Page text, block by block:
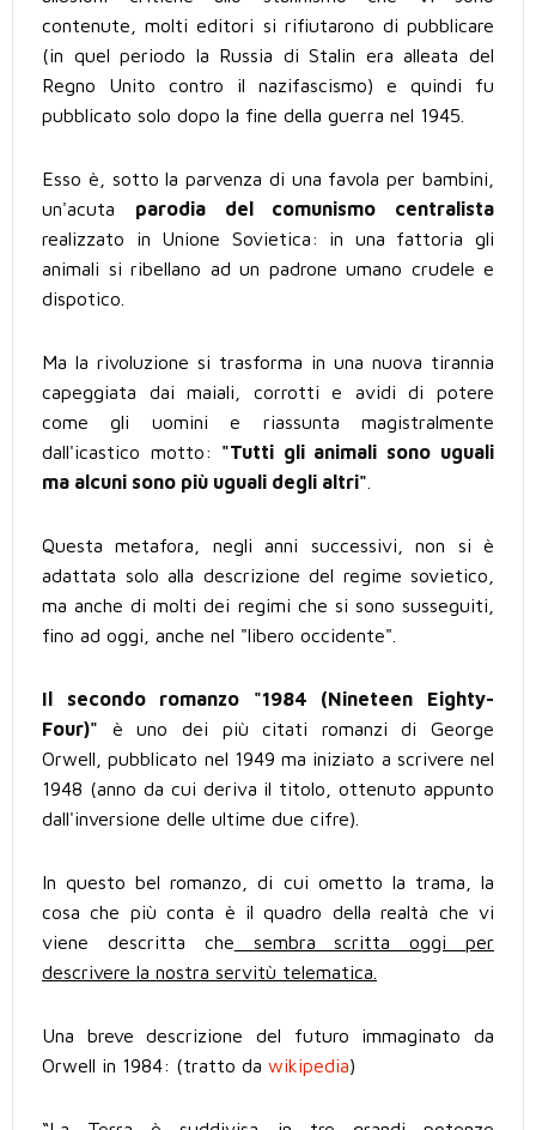
contenute, molti editori si rifiutarono di pubblicare
(in quel periodo la Russia di Stalin era alleata del
Regno Unito contro il nazifascismo) e quindi fu
pubblicato solo dopo la fine della guerra nel 1945.
Esso è, sotto la parvenza di una favola per bambini,
un'acuta parodia del comunismo centralista
realizzato in Unione Sovietica: in una fattoria gli
animali si ribellano ad un padrone umano crudele e
dispotico.
Ma la rivoluzione si trasforma in una nuova tirannia
capeggiata dai maiali, corrotti e avidi di potere
come gli uomini e riassunta magistralmente
dall'icastico motto:
"Tutti gli animali sono uguali
ma alcuni sono più uguali degli altri"
Questa metafora, negli anni successivi, non si è
adattata solo alla descrizione del regime sovietico,
ma anche di molti dei regimi che si sono susseguiti,
fino ad oggi, anche nel "libero occidente".
Il secondo romanzo "1984 (Nineteen Eighty-
Four)" è uno dei più citati romanzi di George
Orwell, pubblicato nel 1949 ma iniziato a scrivere nel
1948 (anno da cui deriva il titolo, ottenuto appunto
dall'inversione delle ultime due cifre).
In questo bel romanzo, di cui ometto la trama, la
cosa che più conta è il quadro della realtà che vi
viene descritta che sembra scritta oggi per
descrivere la nostra servitù telematica.
Una breve descrizione del futuro immaginato da
Orwell in 1984: (tratto da wikipedia)